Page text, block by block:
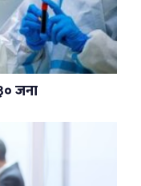
जना